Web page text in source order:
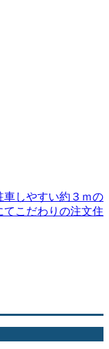
車しやすい約３ｍの
こだわりの注文住